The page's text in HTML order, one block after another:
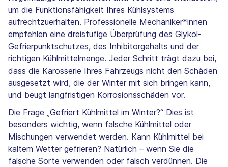
um die Funktionsfähigkeit Ihres Kühlsystems
aufrechtzuerhalten. Professionelle Mechaniker*innen
empfehlen eine dreistufige Überprüfung des Glykol-
Gefrierpunktschutzes, des Inhibitorgehalts und der
richtigen Kühlmittelmenge. Jeder Schritt trägt dazu bei,
dass die Karosserie Ihres Fahrzeugs nicht den Schäden
ausgesetzt wird, die der Winter mit sich bringen kann,
und beugt langfristigen Korrosionsschäden vor.
Die Frage „Gefriert Kühlmittel im Winter?“ Dies ist
besonders wichtig, wenn falsche Kühlmittel oder
Mischungen verwendet werden. Kann Kühlmittel bei
kaltem Wetter gefrieren? Natürlich – wenn Sie die
falsche Sorte verwenden oder falsch verdünnen. Die